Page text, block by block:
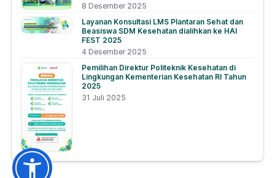
8 Desember 2025
Layanan Konsultasi LMS Plantaran Sehat dan
Beasiswa SDM Kesehatan dialihkan ke HAI
FEST 2025
4 Desember 2025
Pemilihan Direktur Politeknik Kesehatan di
Lingkungan Kementerian Kesehatan RI Tahun
2025
31 Juli 2025